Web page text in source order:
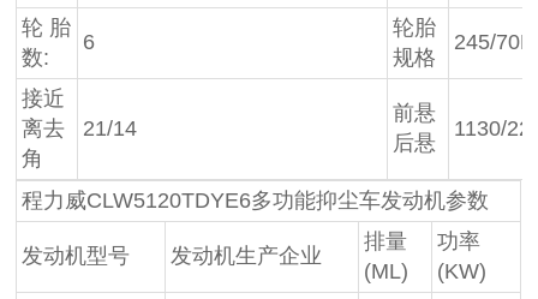
轮 胎
数:
6
轮胎
规格
245/
接近
离去
角
21/14
前悬
后悬
1130/
程力威CLW5120TDYE6多功能抑尘车发动机参数
发动机型号 发动机生产企业
排量
(ML)
功率
(KW)